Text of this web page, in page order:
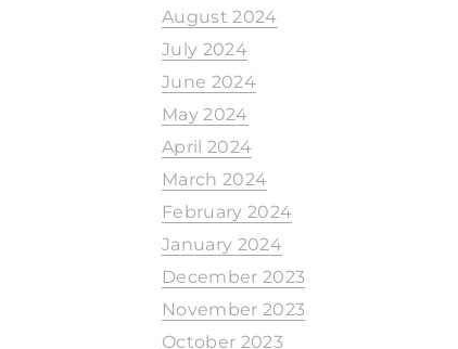
August 2024
July 2024
June 2024
May 2024
April 2024
March 2024
February 2024
January 2024
December 2023
November 2023
October 2023